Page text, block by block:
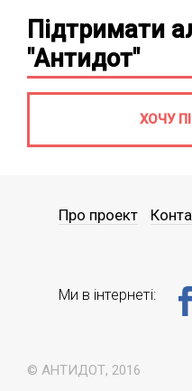
Підтримати
"Антидот"
ХОЧУ
© АНТИДОТ, 2016
Про проект
Ми в інтернеті: